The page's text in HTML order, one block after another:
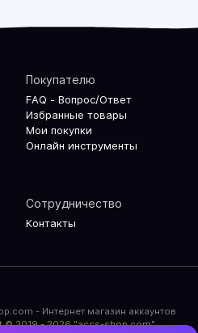
Покупателю
FAQ - Вопрос/Ответ
Избранные товары
Мои покупки
Онлайн инструменты
Сотрудничество
Контакты
- Интернет магазин аккаунтов
© 2019 - 2026 "accs-shop.com"